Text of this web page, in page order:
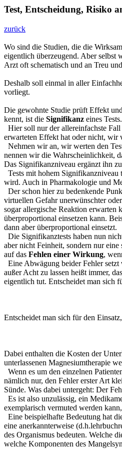
Test, Entscheidung, Risiko
zurück
Wo sind die Studien, die die
eigentlich überzeugend. Aber selbst
Arzt oft schematisch und an Treu
Deshalb soll einmal in aller
vorliegt.
Die gewohnte Studie prüft Effekt
kennt, ist die Signifikanz eines Tests.
Hier soll nur der allereinfachste
erwarteten Effekt hat oder nicht, wir
Nehmen wir an, wir werten den
nennen wir die Wahrscheinlichkeit,
Das Signifikanzniveau ergänzt ihn
Tests mit hohem Signifikanzniveau
wird. Auch in Pharmakologie und
Der schon hier zu bedenkende
virtuellen Gefahr unerwünschter
sogar allergische Reaktion erwarten
überproportional einsetzen kann.
dann aber überproportional einsetzt.
Die Signifikanztests haben nun
aber nicht Feinheit, sondern nur
auf das Fehlen einer Wirkung,
Eine Abwägung beider Fehler setzt
außer Acht zu lassen heißt immer,
eigentlich tut. Entscheidet man
Entscheidet man sich für den
Dabei enthalten die Kosten der
unterlassenen Magnesiumtherapie
Wenn es um den einzelnen
nämlich nur, den Fehler erster Art
Sünde. Was dabei untergeht: Der
Es ist also unzulässig, ein
exemplarisch vermuted werden
Eine beispielhafte Bedeutung hat
eine anerkannterweise
des Organismus bedeuten. Welche
welche Komponenten des